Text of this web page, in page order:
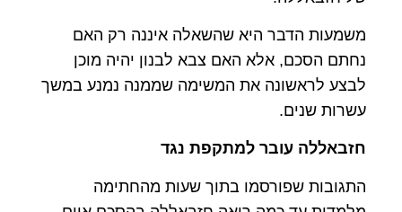
משמעות הדבר היא שהשאלה איננה רק האם
נחתם הסכם, אלא האם צבא לבנון יהיה מוכן
לבצע לראשונה את המשימה שממנה נמנע במשך
עשרות שנים.
חזבאללה עובר למתקפת נגד
התגובות שפורסמו בתוך שעות מהחתימה